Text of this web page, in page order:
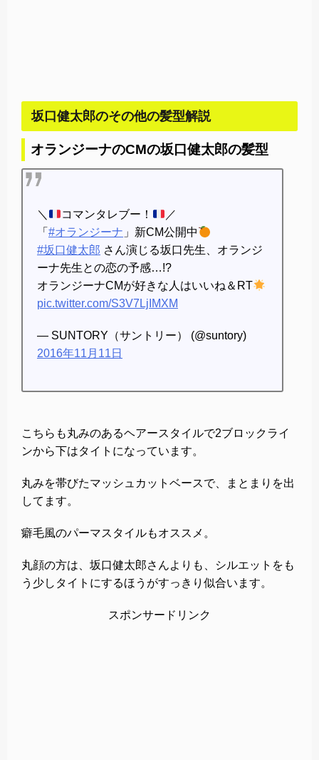
坂口健太郎のその他の髪型解説
オランジーナのCMの坂口健太郎の髪型
＼ コマンタレブー！
／
「 #オランジーナ 」新CM公開中
#坂口健太郎 さん演じる坂口先生、オランジ
ーナ先生との恋の予感…!?
オランジーナCMが好きな人はいいね＆RT
pic.twitter.com/S3V7LjIMXM
— SUNTORY（サントリー） (@suntory)
2016年11月11日
こちらも丸みのあるヘアースタイルで2ブロックライ
ンから下はタイトになっています。
丸みを帯びたマッシュカットベースで、まとまりを出
してます。
癖毛風のパーマスタイルもオススメ。
丸顔の方は、坂口健太郎さんよりも、シルエットをも
う少しタイトにするほうがすっきり似合います。
スポンサードリンク